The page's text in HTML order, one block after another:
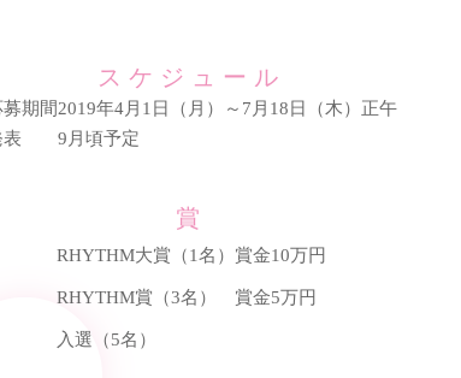
スケジュール
募期間2019年4月1日（月）～ 7月18日（木）正午
9月頃予定
賞
RHYTHM大賞（1名） 賞金10万円
RHYTHM賞（3名） 賞金5万円
入選（5名）